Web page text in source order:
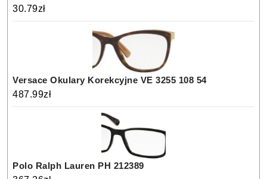
30.79zł
Versace Okulary Korekcyjne VE 3255 108 54
487.99zł
Polo Ralph Lauren PH 212389